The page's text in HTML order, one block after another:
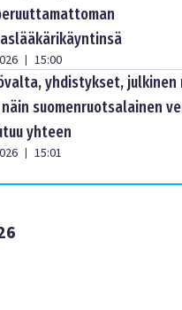
| 15:00
yhdistykset, julkinen
näin suomenruotsalainen
yhteen
| 15:01